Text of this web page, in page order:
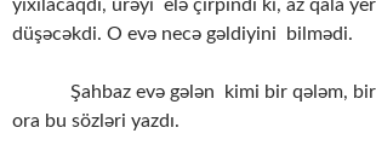
yıxılacaqdı, ürəyi elə çırpındı ki, az qala
düşəcəkdi. O evə necə gəldiyini bilmədi.
Şahbaz evə gələn kimi bir qələm, bir
ora bu sözləri yazdı.